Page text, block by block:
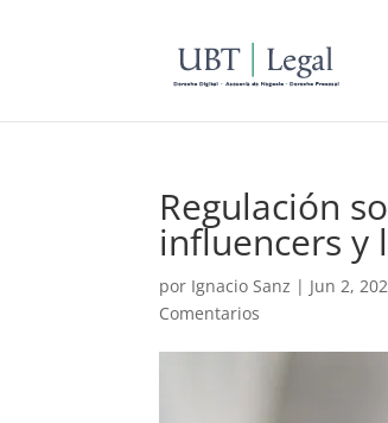
Regulación
influencers y
por Ignacio Sanz | Jun 2,
Comentarios